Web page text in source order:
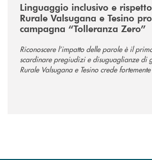
Linguaggio inclusivo e
Rurale Valsugana e Tesino
campagna “Tolleranza Zero”
Riconoscere l’impatto delle parole è il
scardinare pregiudizi e disuguaglianze di
Rurale Valsugana e Tesino crede